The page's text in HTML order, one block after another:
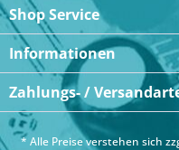
Shop Service
Informationen
Zahlungs- /
* Alle Preise verstehen sich